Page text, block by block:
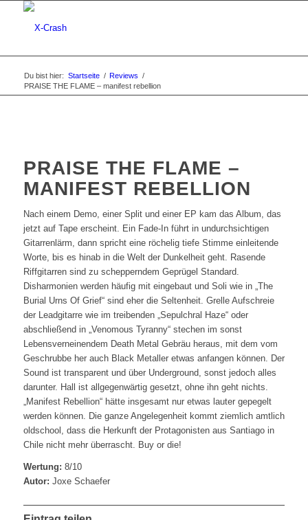
Du bist hier: Startseite / Reviews /
PRAISE THE FLAME – manifest rebellion
PRAISE THE FLAME –
MANIFEST REBELLION
Nach einem Demo, einer Split und einer EP kam das Album, das
jetzt auf Tape erscheint. Ein Fade-In führt in undurchsichtigen
Gitarrenlärm, dann spricht eine röchelig tiefe Stimme einleitende
Worte, bis es hinab in die Welt der Dunkelheit geht. Rasende
Riffgitarren sind zu schepperndem Geprügel Standard.
Disharmonien werden häufig mit eingebaut und Soli wie in „The
Burial Urns Of Grief“ sind eher die Seltenheit. Grelle Aufschreie
der Leadgitarre wie im treibenden „Sepulchral Haze“ oder
abschließend in „Venomous Tyranny“ stechen im sonst
Lebensverneinendem Death Metal Gebräu heraus, mit dem vom
Geschrubbe her auch Black Metaller etwas anfangen können. Der
Sound ist transparent und über Underground, sonst jedoch alles
darunter. Hall ist allgegenwärtig gesetzt, ohne ihn geht nichts.
„Manifest Rebellion“ hätte insgesamt nur etwas lauter gepegelt
werden können. Die ganze Angelegenheit kommt ziemlich amtlich
oldschool, dass die Herkunft der Protagonisten aus Santiago in
Chile nicht mehr überrascht. Buy or die!
Wertung: 8/10
Autor: Joxe Schaefer